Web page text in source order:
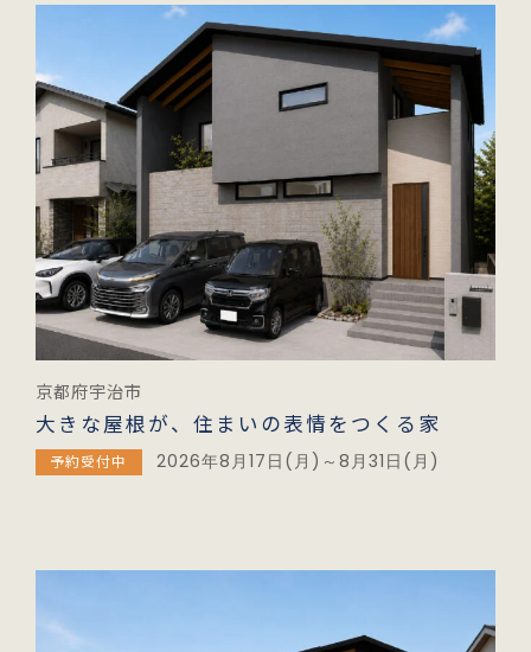
京都府宇治市
大きな屋根が、住まいの表情をつくる家
予約受付中 2026年8月17日(月)～8月31日(月)